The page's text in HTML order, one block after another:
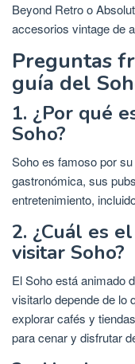
Beyond Retro o
accesorios vintage de
Preguntas
guía del
1. ¿Por qué
Soho?
Soho es famoso por
gastronómica, sus
entretenimiento,
2. ¿Cuál es
visitar Soho?
El Soho está animado
visitarlo depende de lo
explorar cafés y
para cenar y disfrutar